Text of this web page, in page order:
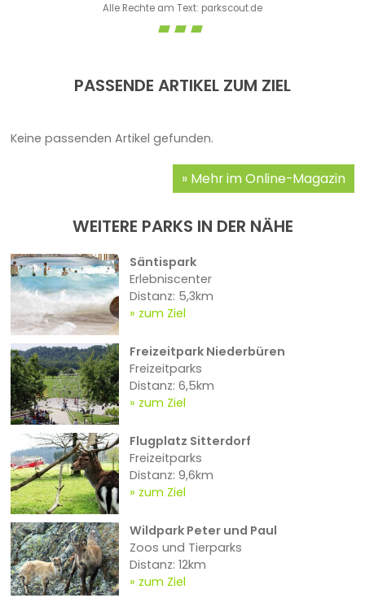
Alle Rechte am Text: parkscout.de
PASSENDE ARTIKEL ZUM ZIEL
Keine passenden Artikel gefunden.
Mehr im Online-Magazin
WEITERE PARKS IN DER NÄHE
Säntispark
Erlebniscenter
Distanz: 5,3km
zum Ziel
Freizeitpark Niederbüren
Freizeitparks
Distanz: 6,5km
zum Ziel
Flugplatz Sitterdorf
Freizeitparks
Distanz: 9,6km
zum Ziel
Wildpark Peter und Paul
Zoos und Tierparks
Distanz: 12km
zum Ziel